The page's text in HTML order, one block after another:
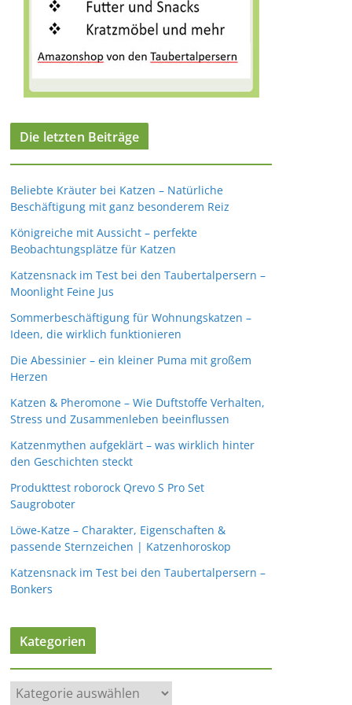
Die letzten Beiträge
Beliebte Kräuter bei Katzen – Natürliche
Beschäftigung mit ganz besonderem Reiz
Königreiche mit Aussicht – perfekte
Beobachtungsplätze für Katzen
Katzensnack im Test bei den Taubertalpersern –
Moonlight Feine Jus
Sommerbeschäftigung für Wohnungskatzen –
Ideen, die wirklich funktionieren
Die Abessinier – ein kleiner Puma mit großem
Herzen
Katzen & Pheromone – Wie Duftstoffe Verhalten,
Stress und Zusammenleben beeinflussen
Katzenmythen aufgeklärt – was wirklich hinter
den Geschichten steckt
Produkttest roborock Qrevo S Pro Set
Saugroboter
Löwe-Katze – Charakter, Eigenschaften &
passende Sternzeichen | Katzenhoroskop
Katzensnack im Test bei den Taubertalpersern –
Bonkers
Kategorien